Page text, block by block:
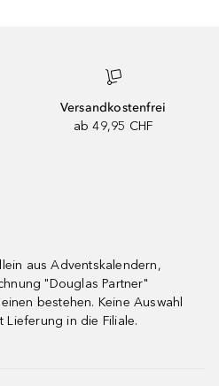
Versandkostenfrei
ab 49,95 CHF
aus Adventskalendern,
"Douglas Partner"
bestehen. Keine Auswahl
in die Filiale.